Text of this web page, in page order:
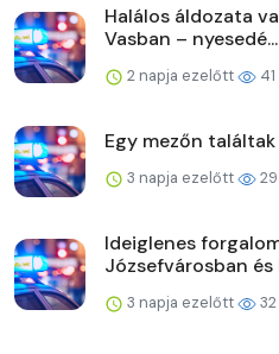
Halálos áldozata
Vasban – nyesedé...
2 napja ezelőtt 41
Egy mezőn találtak
3 napja ezelőtt 29
Ideiglenes
Józsefvárosban és
3 napja ezelőtt 32